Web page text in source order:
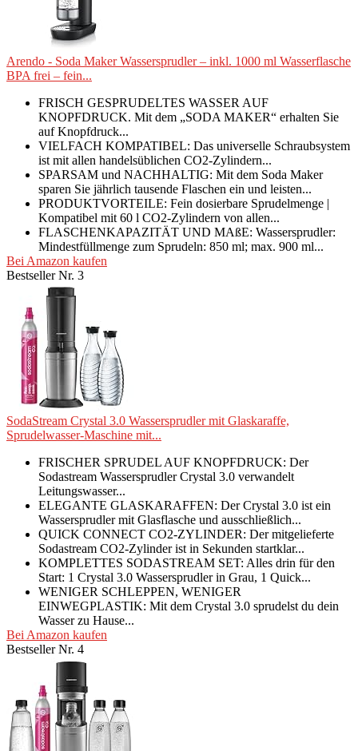
Arendo - Soda Maker Wassersprudler – inkl. 1000 ml Wasserflasche
BPA frei – fein...
FRISCH GESPRUDELTES WASSER AUF
KNOPFDRUCK. Mit dem „SODA MAKER“ erhalten Sie
auf Knopfdruck...
VIELFACH KOMPATIBEL: Das universelle Schraubsystem
ist mit allen handelsüblichen CO2-Zylindern...
SPARSAM und NACHHALTIG: Mit dem Soda Maker
sparen Sie jährlich tausende Flaschen ein und leisten...
PRODUKTVORTEILE: Fein dosierbare Sprudelmenge |
Kompatibel mit 60 l CO2-Zylindern von allen...
FLASCHENKAPAZITÄT UND MAßE: Wassersprudler:
Mindestfüllmenge zum Sprudeln: 850 ml; max. 900 ml...
Bei Amazon kaufen
Bestseller Nr. 3
SodaStream Crystal 3.0 Wassersprudler mit Glaskaraffe,
Sprudelwasser-Maschine mit...
FRISCHER SPRUDEL AUF KNOPFDRUCK: Der
Sodastream Wassersprudler Crystal 3.0 verwandelt
Leitungswasser...
ELEGANTE GLASKARAFFEN: Der Crystal 3.0 ist ein
Wassersprudler mit Glasflasche und ausschließlich...
QUICK CONNECT CO2-ZYLINDER: Der mitgelieferte
Sodastream CO2-Zylinder ist in Sekunden startklar...
KOMPLETTES SODASTREAM SET: Alles drin für den
Start: 1 Crystal 3.0 Wassersprudler in Grau, 1 Quick...
WENIGER SCHLEPPEN, WENIGER
EINWEGPLASTIK: Mit dem Crystal 3.0 sprudelst du dein
Wasser zu Hause...
Bei Amazon kaufen
Bestseller Nr. 4